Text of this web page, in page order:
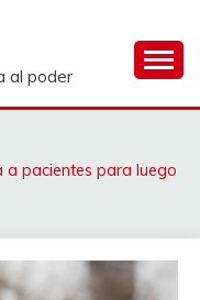
al poder
a pacientes para luego